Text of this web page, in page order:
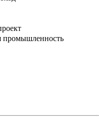
промышленность